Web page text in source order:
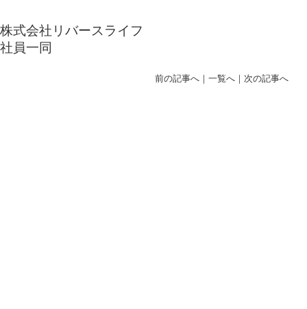
株式会社リバースライフ
社員一同
前の記事へ｜ 一覧へ｜ 次の記事へ